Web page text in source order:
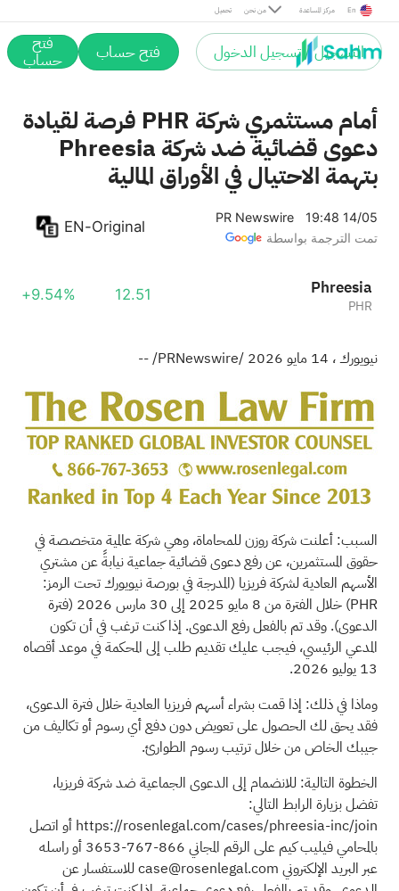
تحميل من نحن مركز المساعدة En
التسجيل / تسجيل الدخول فتح حساب فتح
حساب
أمام مستثمري شركة PHR فرصة لقيادة
دعوى قضائية ضد شركة Phreesia
بتهمة الاحتيال في الأوراق المالية
PR Newswire
19:48 14/05
تمت الترجمة بواسطة
EN-Original
Phreesia
PHR
12.51
+9.54%
نيويورك، 14 مايو 2026 /PRNewswire/ --
السبب: أعلنت شركة روزن للمحاماة، وهي شركة عالمية متخصصة في
حقوق المستثمرين، عن رفع دعوى قضائية جماعية نيابةً عن مشتري
الأسهم العادية لشركة فريزيا (المدرجة في بورصة نيويورك تحت الرمز:
PHR) خلال الفترة من 8 مايو 2025 إلى 30 مارس 2026 (فترة
الدعوى). وقد تم بالفعل رفع الدعوى. إذا كنت ترغب في أن تكون
المدعي الرئيسي، فيجب عليك تقديم طلب إلى المحكمة في موعد أقصاه
13 يوليو 2026.
وماذا في ذلك: إذا قمت بشراء أسهم فريزيا العادية خلال فترة الدعوى،
فقد يحق لك الحصول على تعويض دون دفع أي رسوم أو تكاليف من
جيبك الخاص من خلال ترتيب رسوم الطوارئ.
الخطوة التالية: للانضمام إلى الدعوى الجماعية ضد شركة فريزيا،
تفضل بزيارة الرابط التالي:
https://rosenlegal.com/cases/phreesia-inc/join أو اتصل
بالمحامي فيليب كيم على الرقم المجاني 866-767-3653 أو راسله
عبر البريد الإلكتروني case@rosenlegal.comللاستفسار عن